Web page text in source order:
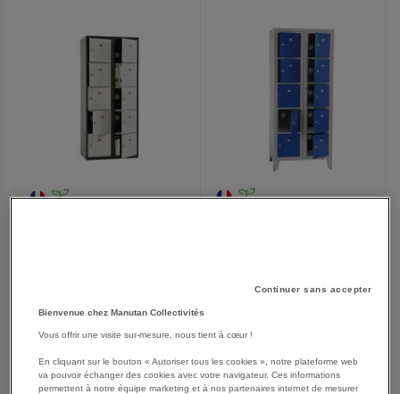
AJOUTER
2modèles VOIR
838,80 € TTC
AJOUTER
4modèles VOIR
Continuer sans accepter
Bienvenue chez Manutan Collectivités
Vous offrir une visite sur-mesure, nous tient à cœur !
En cliquant sur le bouton « Autoriser tous les cookies », notre plateforme web
va pouvoir échanger des cookies avec votre navigateur. Ces informations
permettent à notre équipe marketing et à nos partenaires internet de mesurer